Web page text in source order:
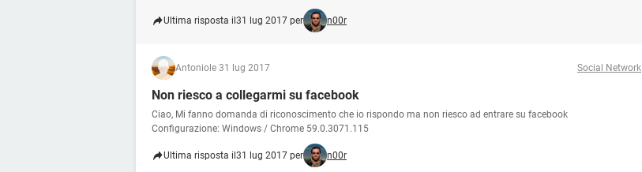
Ultima risposta il 31 lug 2017 per n00r
Antonio le 31 lug 2017 Social Network
Non riesco a collegarmi su facebook
Ciao, Mi fanno domanda di riconoscimento che io rispondo ma non riesco ad entrare su facebook
Configurazione: Windows / Chrome 59.0.3071.115
Ultima risposta il 31 lug 2017 per n00r